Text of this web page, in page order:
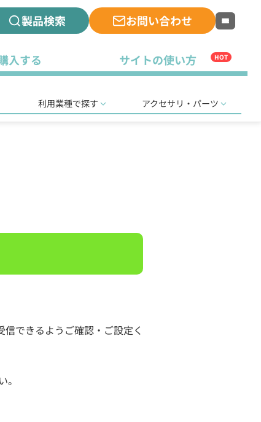
製品検索 お問い合わせ
入する サイトの使い方 HOT
利用業種で探す アクセサリ・パーツ
できるようご確認・ご設定く